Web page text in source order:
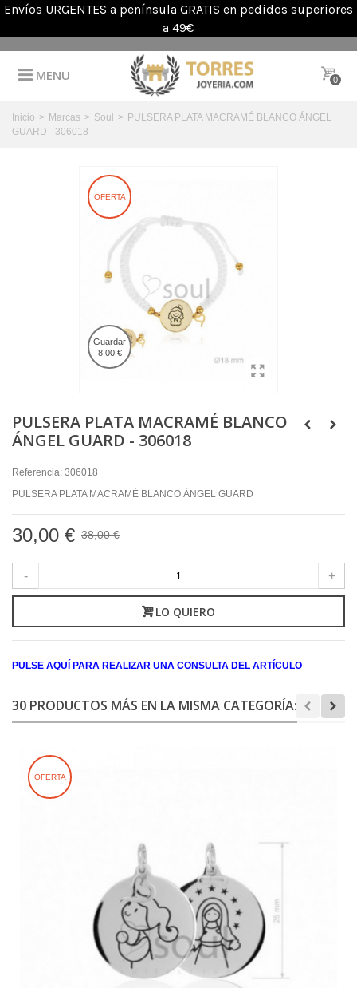
Envíos URGENTES a península GRATIS en pedidos superiores
a 49€
MENU 0
Inicio > Marcas > Soul > PULSERA PLATA MACRAMÉ BLANCO ÁNGEL
GUARD - 306018
OFERTA
Guardar
8,00 €
PULSERA PLATA MACRAMÉ BLANCO
ÁNGEL GUARD - 306018
Referencia: 306018
PULSERA PLATA MACRAMÉ BLANCO ÁNGEL GUARD
30,00 € 38,00 €
- +
LO QUIERO
PULSE AQUÍ PARA REALIZAR UNA CONSULTA DEL ARTÍCULO
30 PRODUCTOS MÁS EN LA MISMA CATEGORÍA:
OFERTA